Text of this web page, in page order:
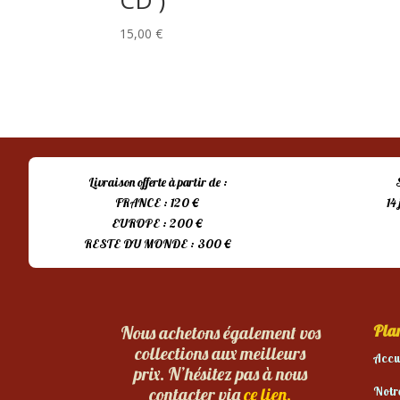
15,00€
Livraison offerte à partir de :
FRANCE : 120 €
EUROPE : 200 €
RESTE DU MONDE : 300 €
Nous achetons également vos
collections aux meilleurs
prix. N’hésitez pas à nous
contacter viace lien.